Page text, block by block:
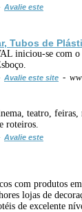
Avalie este
Tubos de
iniciou-se com o
Avalie este site -
teatro, feiras,
roteiros.
Avalie este
com produtos
lojas de
de excelente